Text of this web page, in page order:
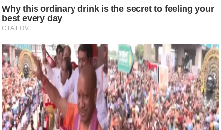
स
म
सा
म
यि
क
मा
तृ
भू
मि